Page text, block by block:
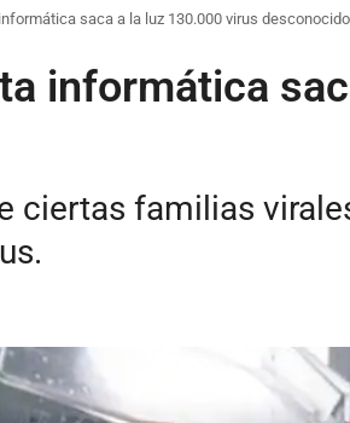
saca a la luz 130.000 virus
informática
ciertas familias